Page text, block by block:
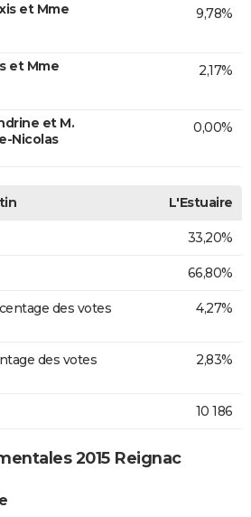
et Mme
9,78%
et Mme
2,17%
et M.
Nicolas
0,00%
L'Estuaire
33,20%
66,80%
des votes
4,27%
des votes
2,83%
10 186
2015 Reignac